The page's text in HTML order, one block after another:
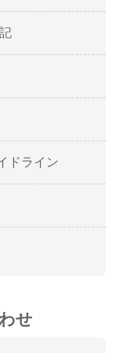
ドライン
せ